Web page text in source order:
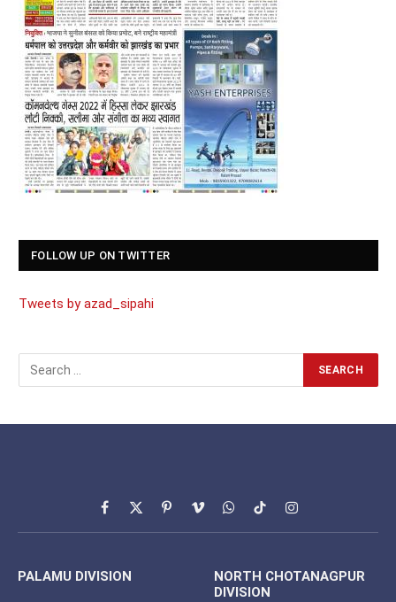
FOLLOW UP ON TWITTER
Tweets by azad_sipahi
Facebook
X
(Twitter)
PinterestVimeoWhatsApp
TikTokInstagram
PALAMU DIVISION
NORTH CHOTANAGPUR
DIVISION